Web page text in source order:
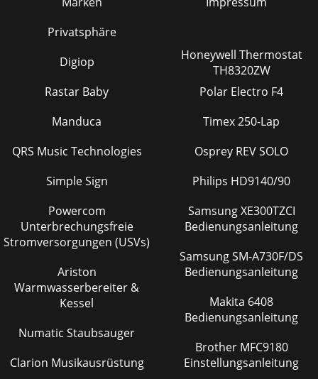
Privatsphäre
Digiop
Rastar Baby
Manduca
QRS Music Technologies
Simple Sign
Powercom
Unterbrechungsfreie
Stromversorgungen (USVs)
Ariston
Warmwasserbereiter &
Kessel
Numatic Staubsauger
Clarion Musikausrüstung
Honeywell Thermostat
TH8320ZW
Polar Electro F4
Timex 250-Lap
Osprey REV SOLO
Philips HD9140/90
Samsung XE300TZCI
Bedienungsanleitung
Samsung SM-A730F/DS
Bedienungsanleitung
Makita 6408
Bedienungsanleitung
Brother MFC9180
Einstellungsanleitung